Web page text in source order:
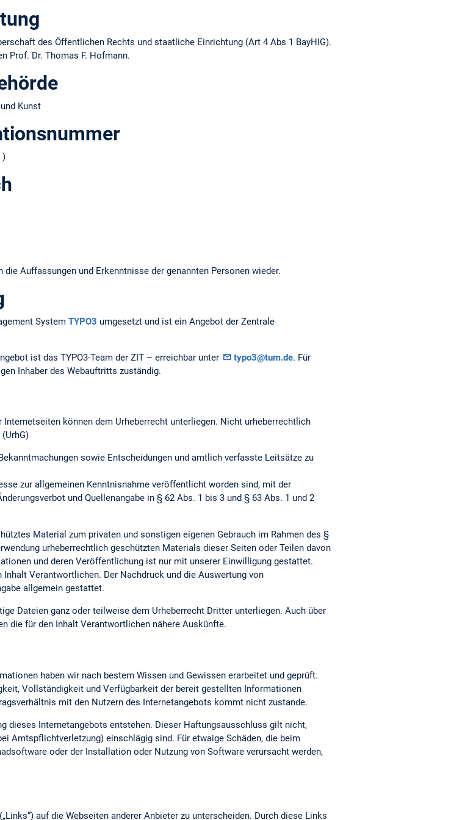
des Öffentlichen Rechts und staatliche Einrichtung (Art 4 Abs 1 BayHIG).
Prof. Dr. Thomas F. Hofmann.
Kunst
)
Auffassungen und Erkenntnisse der genannten Personen wieder.
System TYPO3 umgesetzt und ist ein Angebot der Zentrale
ist das TYPO3-Team der ZIT – erreichbar unter typo3@tum.de. Für
Inhaber des Webauftritts zuständig.
Internetseiten können dem Urheberrecht unterliegen. Nicht urheberrechtlich
sowie Entscheidungen und amtlich verfasste Leitsätze zu
zur allgemeinen Kenntnisnahme veröffentlicht worden sind, mit der
und Quellenangabe in § 62 Abs. 1 bis 3 und § 63 Abs. 1 und 2
Material zum privaten und sonstigen eigenen Gebrauch im Rahmen des §
urheberrechtlich geschützten Materials dieser Seiten oder Teilen davon
und deren Veröffentlichung ist nur mit unserer Einwilligung gestattet.
Verantwortlichen. Der Nachdruck und die Auswertung von
allgemein gestattet.
Dateien ganz oder teilweise dem Urheberrecht Dritter unterliegen. Auch über
die für den Inhalt Verantwortlichen nähere Auskünfte.
haben wir nach bestem Wissen und Gewissen erarbeitet und geprüft.
Vollständigkeit und Verfügbarkeit der bereit gestellten Informationen
mit den Nutzern des Internetangebots kommt nicht zustande.
dieses Internetangebots entstehen. Dieser Haftungsausschluss gilt nicht,
Amtspflichtverletzung) einschlägig sind. Für etwaige Schäden, die beim
oder der Installation oder Nutzung von Software verursacht werden,
auf die Webseiten anderer Anbieter zu unterscheiden. Durch diese Links